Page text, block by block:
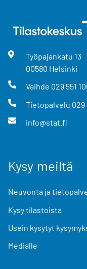
Työpajankatu 13
00580 Helsinki
Vaihde 029 551
Tietopalvelu 029
info@stat.fi
Kysy meiltä
Neuvonta ja
Kysy tilastoista
Usein kysytyt
Medialle